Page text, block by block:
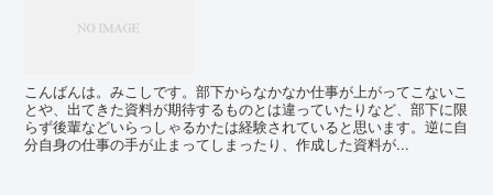
こんばんは。みこしです。部下からなかなか仕事が上がってこないこ
とや、出てきた資料が期待するものとは違っていたりなど、部下に限
らず後輩などいらっしゃるかたは経験されていると思います。逆に自
分自身の仕事の手が止まってしまったり、作成した資料が...